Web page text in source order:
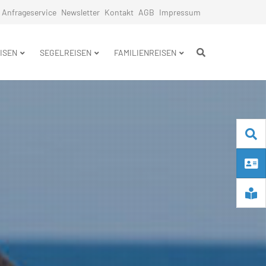
Anfrageservice Newsletter Kontakt AGB Impressum
SEGELREISEN FAMILIENREISEN